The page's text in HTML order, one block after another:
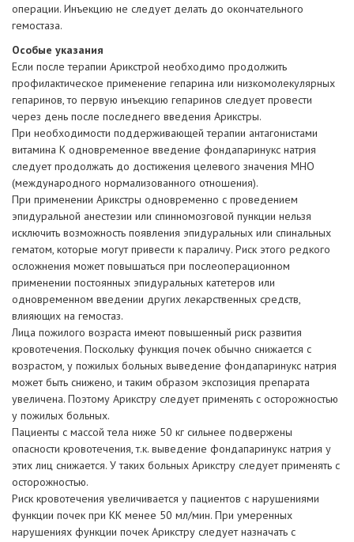
операции. Инъекцию не следует делать до окончательного
гемостаза.
Особые указания
Если после терапии Арикстрой необходимо продолжить
профилактическое применение гепарина или низкомолекулярных
гепаринов, то первую инъекцию гепаринов следует провести
через день после последнего введения Арикстры.
При необходимости поддерживающей терапии антагонистами
витамина К одновременное введение фондапаринукс натрия
следует продолжать до достижения целевого значения МНО
(международного нормализованного отношения).
При применении Арикстры одновременно с проведением
эпидуральной анестезии или спинномозговой пункции нельзя
исключить возможность появления эпидуральных или спинальных
гематом, которые могут привести к параличу. Риск этого редкого
осложнения может повышаться при послеоперационном
применении постоянных эпидуральных катетеров или
одновременном введении других лекарственных средств,
влияющих на гемостаз.
Лица пожилого возраста имеют повышенный риск развития
кровотечения. Поскольку функция почек обычно снижается с
возрастом, у пожилых больных выведение фондапаринукс натрия
может быть снижено, и таким образом экспозиция препарата
увеличена. Поэтому Арикстру следует применять с осторожностью
у пожилых больных.
Пациенты с массой тела ниже 50 кг сильнее подвержены
опасности кровотечения, т.к. выведение фондапаринукс натрия у
этих лиц снижается. У таких больных Арикстру следует применять с
осторожностью.
Риск кровотечения увеличивается у пациентов с нарушениями
функции почек при КК менее 50 мл/мин. При умеренных
нарушениях функции почек Арикстру следует назначать с